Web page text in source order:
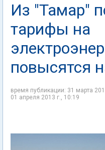
Из "Тамар"
тарифы на
повысятся
время публикации: 31 марта
01 апреля 2013 г., 10:19